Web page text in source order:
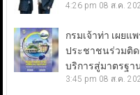
4:26 pm 08 ส.ค.
กรมเจ้าท่า เผย
ประชาชนร่วมติด
บริการสู่มาตรฐา
3:45 pm 08 ส.ค.